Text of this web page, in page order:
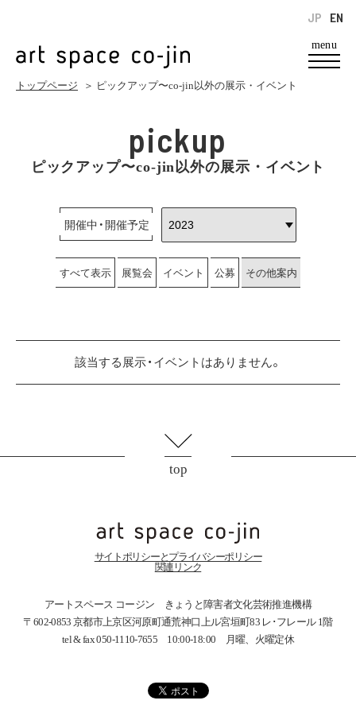
menu
EN
JP
トップページ ＞ ピックアップ〜co-jin以外の展示・イベント
pickup
ピックアップ〜co-jin以外の展示・イベント
開催中・開催予定
すべて表示 展覧会 イベント 公募 その他案内
該当する展示・イベントはありません。
top
サイトポリシーとプライバシーポリシー
関連リンク
アートスペース コージン きょうと障害者文化芸術推進機構
〒602-0853 京都市上京区河原町通荒神口上ル宮垣町83 レ･フレール 1階
tel & fax 050-1110-7655 10:00-18:00 月曜、火曜定休